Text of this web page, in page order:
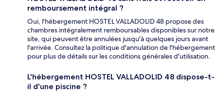
remboursement intégral ?
Oui, l'hébergement HOSTEL VALLADOLID 48 propose des
chambres intégralement remboursables disponibles sur notre
site, qui peuvent être annulées jusqu'à quelques jours avant
l'arrivée. Consultez la politique d'annulation de l'hébergement
pour plus de détails sur les conditions générales d'utilisation.
L'hébergement HOSTEL VALLADOLID 48 dispose-t-
il d'une piscine ?